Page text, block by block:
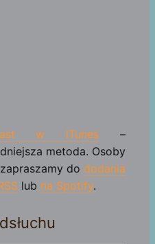
w iTunes –
metoda. Osoby
do dodania
lub na Spotify.